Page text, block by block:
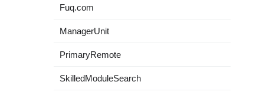
Fuq.com
ManagerUnit
PrimaryRemote
SkilledModuleSearch